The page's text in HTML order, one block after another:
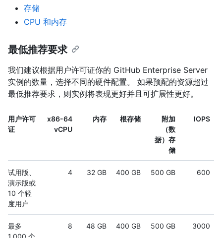
存储
CPU 和内存
最低推荐要求
我们建议根据用户许可证你的 GitHub Enterprise Server
实例的数量，选择不同的硬件配置。 如果预配的资源超过
最低推荐要求，则实例将表现更好并且可扩展性更好。
用户许可
证
x86-64
vCPU
内存 根存储
附加
（数
据）存
储
IOPS
试用版、
演示版或
10 个轻
度用户
4 32 GB 400 GB 500 GB 600
最多
8 48 GB 400 GB 500 GB 3000